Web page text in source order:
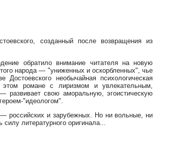
созданный после возвращения из
обратило внимание читателя на новую
народа — "униженных и оскорбленных", чье
необычайная психологическая
этом романе с лиризмом и увлекательным,
свою аморальную, эгоистическую
"идеологом".
российских и зарубежных. Но ни вольные, ни
литературного оригинала...